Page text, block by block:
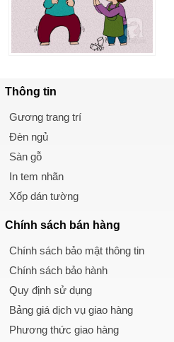
Thông tin
Gương trang trí
Đèn ngủ
Sàn gỗ
In tem nhãn
Xốp dán tường
Chính sách bán hàng
Chính sách bảo mật thông tin
Chính sách bảo hành
Quy định sử dụng
Bảng giá dịch vụ giao hàng
Phương thức giao hàng